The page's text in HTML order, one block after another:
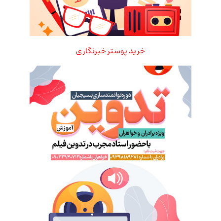
خرید پوستر خبرنگاری